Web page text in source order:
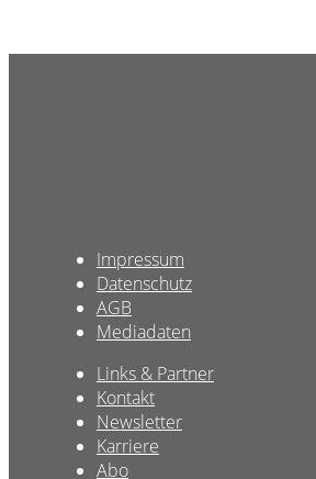
Impressum
Datenschutz
AGB
Mediadaten
Links & Partner
Kontakt
Newsletter
Karriere
Abo